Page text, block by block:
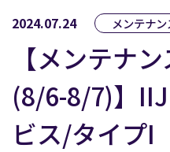
2024.07.24 メンテナン
【メンテナ
(8/6-8/7)】
ビス/タイプI